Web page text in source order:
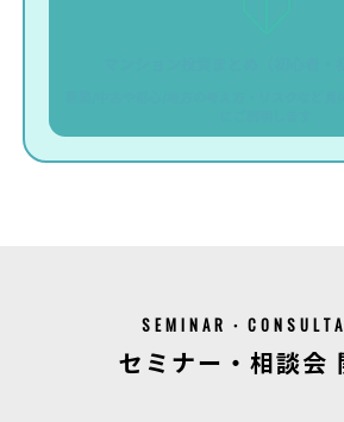
SEMINAR・
セミナー・相談会